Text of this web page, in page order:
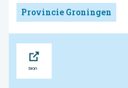
Provincie Groningen